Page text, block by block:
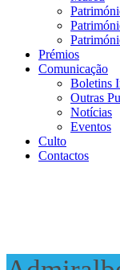
Prémios
Comunicação
Boletins
Outras
Notícias
Eventos
Culto
Contactos